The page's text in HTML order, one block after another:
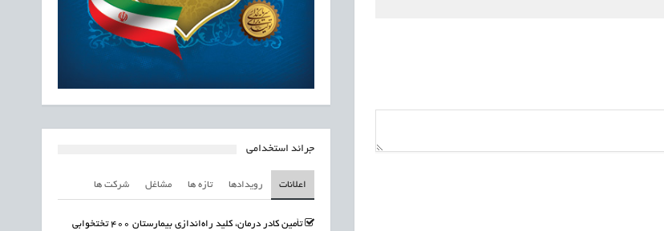
جرائد استخدامی
اعلانات رویدادها تازه ها مشاغل شرکت ها
تأمین کادر درمان، کلید راه‌اندازی بیمارستان ۴۰۰ تختخوابی